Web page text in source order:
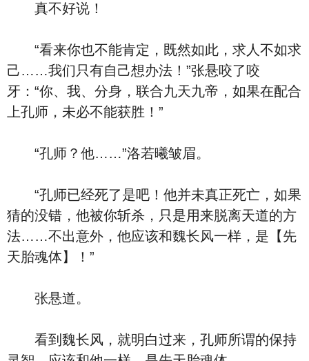
真不好说！
“看来你也不能肯定，既然如此，求人不如求
己……我们只有自己想办法！”张悬咬了咬
牙：“你、我、分身，联合九天九帝，如果在配合
上孔师，未必不能获胜！”
“孔师？他……”洛若曦皱眉。
“孔师已经死了是吧！他并未真正死亡，如果
猜的没错，他被你斩杀，只是用来脱离天道的方
法……不出意外，他应该和魏长风一样，是【先
天胎魂体】！”
张悬道。
看到魏长风，就明白过来，孔师所谓的保持